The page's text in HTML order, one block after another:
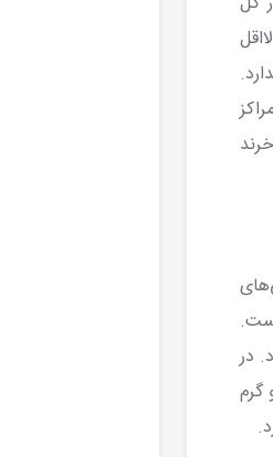
لااقل
روزانه 100 نفر ذرت می‌خرند
در
.